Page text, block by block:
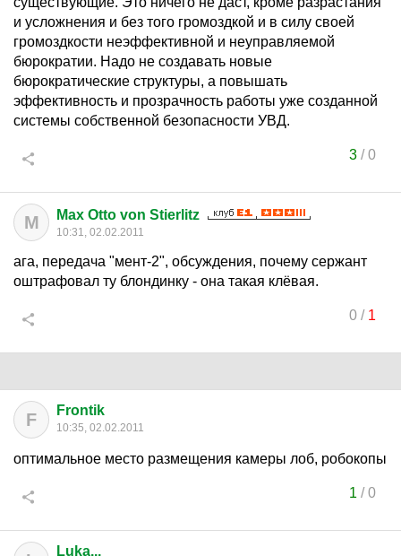
и усложнения и без того громоздкой и в силу своей
громоздкости неэффективной и неуправляемой
бюрократии. Надо не создавать новые
бюрократические структуры, а повышать
эффективность и прозрачность работы уже созданной
системы собственной безопасности УВД.
3/0
M Max Otto von Stierlitz
10:31, 02.02.2011
ага, передача "мент-2", обсуждения, почему сержант
оштрафовал ту блондинку - она такая клёвая.
0/ 1
F Frontik
10:35, 02.02.2011
оптимальное место размещения камеры лоб, робокопы
1 /0
Luka...